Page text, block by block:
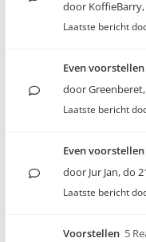
door KoffieBarry,
Laatste bericht
Even voorstellen
doorGreenberet,
Laatste bericht
Even voorstellen
door Jur Jan,do
Laatste bericht
Voorstellen 5